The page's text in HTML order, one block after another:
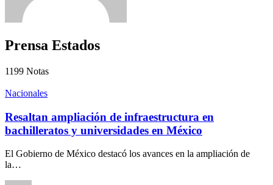
Prensa Estados
1199 Notas
Nacionales
Resaltan ampliación de infraestructura en
bachilleratos y universidades en México
El Gobierno de México destacó los avances en la ampliación de
la…